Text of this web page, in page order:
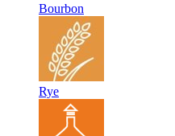
Bourbon
Rye